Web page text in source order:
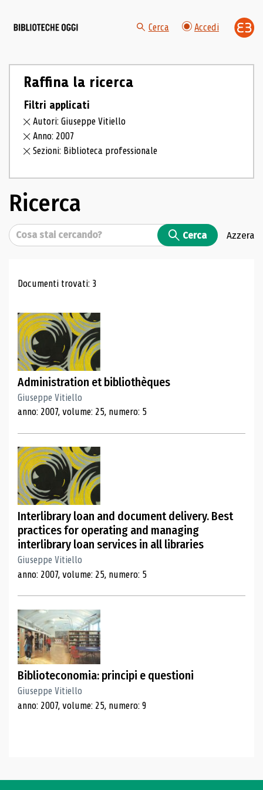
Cerca Accedi
Raffina la ricerca
Filtri applicati
Autori: Giuseppe Vitiello
Anno: 2007
Sezioni: Biblioteca professionale
Ricerca
Cerca Cerca Azzera
Risultati di ricerca
Documenti trovati: 3
Administration et bibliothèques
Giuseppe Vitiello
anno: 2007, volume: 25, numero: 5
Interlibrary loan and document delivery. Best
practices for operating and managing
interlibrary loan services in all libraries
Giuseppe Vitiello
anno: 2007, volume: 25, numero: 5
Biblioteconomia: principi e questioni
Giuseppe Vitiello
anno: 2007, volume: 25, numero: 9